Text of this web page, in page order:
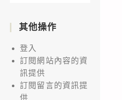
其他操作
登入
訂閱網站內容的資
訊提供
訂閱留言的資訊提
供